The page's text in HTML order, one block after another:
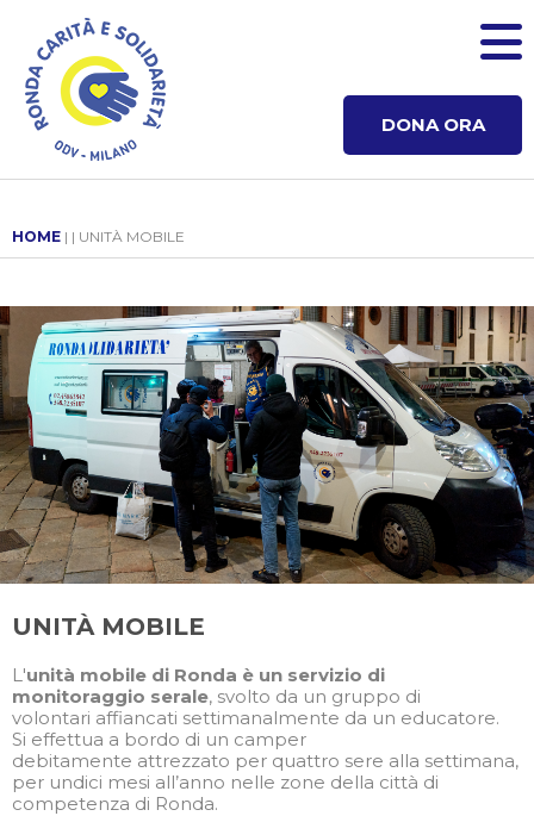
DONA ORA
HOME | | UNITÀ MOBILE
UNITÀ MOBILE
L'unità mobile di Ronda è un servizio di
monitoraggio serale, svolto da un gruppo di
volontari affiancati settimanalmente da un educatore.
Si effettua a bordo di un camper
debitamente attrezzato per quattro sere alla settimana,
per undici mesi all’anno nelle zone della città di
competenza di Ronda.